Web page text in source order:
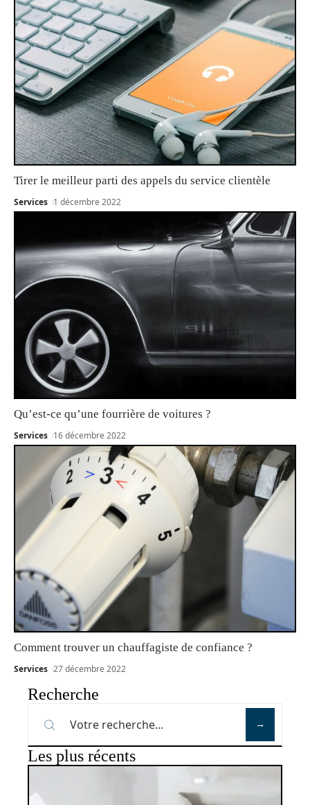
Tirer le meilleur parti des appels du service clientèle
Services 1 décembre 2022
Qu’est-ce qu’une fourrière de voitures ?
Services 16 décembre 2022
Comment trouver un chauffagiste de confiance ?
Services 27 décembre 2022
Recherche
Les plus récents